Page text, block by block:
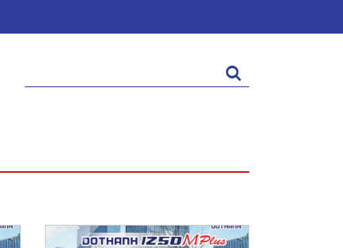
kiếm: